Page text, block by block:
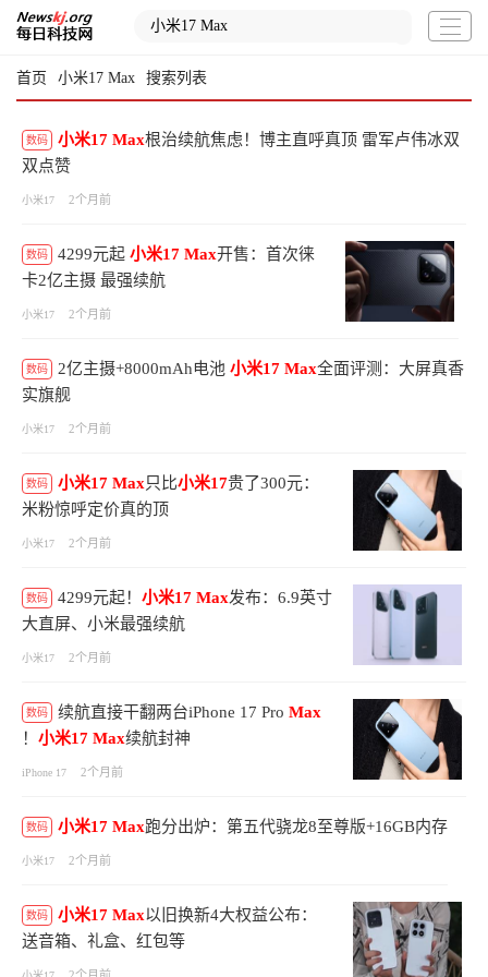
首页 小米17 Max 搜索列表
数码 小米17 Max根治续航焦虑！博主直呼真顶 雷军卢伟冰双
双点赞
小米17 2个月前
数码 4299元起 小米17 Max开售：首次徕
卡2亿主摄 最强续航
小米17 2个月前
数码 2亿主摄+8000mAh电池 小米17 Max全面评测：大屏真香
实旗舰
小米17 2个月前
数码 小米17 Max只比小米17贵了300元：
米粉惊呼定价真的顶
小米17 2个月前
数码 4299元起！ 小米17 Max发布：6.9英寸
大直屏、小米最强续航
小米17 2个月前
数码 续航直接干翻两台iPhone 17 Pro Max
！ 小米17 Max续航封神
iPhone 17 2个月前
数码 小米17 Max跑分出炉：第五代骁龙8至尊版+16GB内存
小米17 2个月前
数码 小米17 Max以旧换新4大权益公布：
送音箱、礼盒、红包等